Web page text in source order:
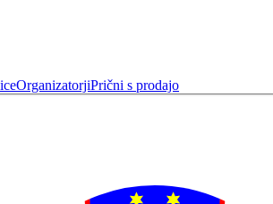
OrganizatorjiPrični s prodajo